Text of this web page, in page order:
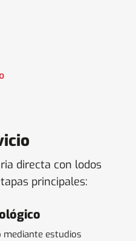
directa con lodos
principales:
mediante estudios